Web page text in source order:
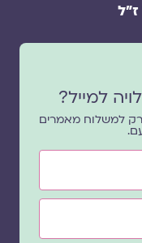
למייל?
למשלוח מאמרים